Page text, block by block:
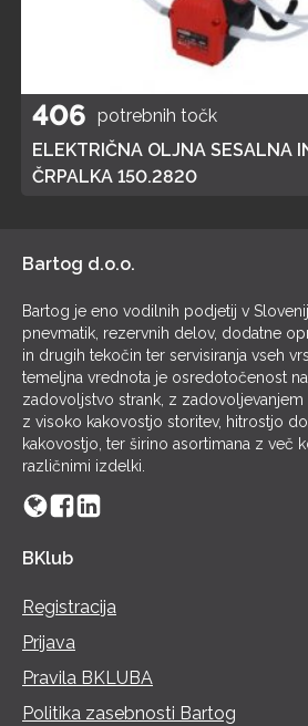
406 potrebnih točk
ELEKTRIČNA OLJNA SESALNA
ČRPALKA 150.2820
Bartog d.o.o.
Bartog je eno vodilnih podjetij v
pnevmatik, rezervnih delov, dodatne
in drugih tekočin ter servisiranja vseh
temeljna vrednota je osredotočenost
zadovoljstvo strank, z
z visoko kakovostjo storitev, hitrostjo
kakovostjo, ter širino asortimana z več
različnimi izdelki.
BKlub
Registracija
Prijava
Pravila BKLUBA
Politika zasebnosti Bartog